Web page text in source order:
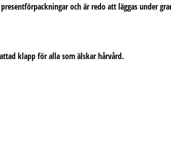
och är redo att läggas under
klapp för alla som älskar hårvård.